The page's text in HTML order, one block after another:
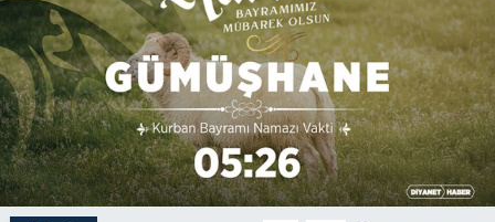
Ardahan Müftülüğü
Artvin Müftülüğü
Aydın Müftülüğü
Balıkesir Müftülüğü
Kudüs
Kurban
Mukabele
Peygamberimizin Hayatı
Hutbeler
DİYANET AKADEMİ
DİYANET GENÇLİK
DİYANET RADYO/TV